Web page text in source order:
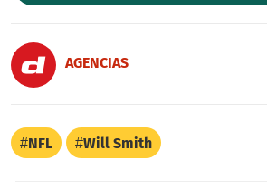
AGENCIAS
NFL Will Smith